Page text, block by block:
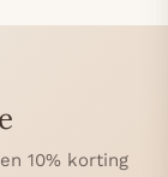
10% korting